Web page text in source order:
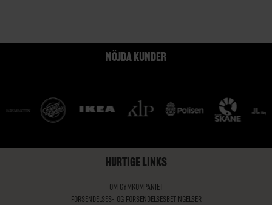
NÖJDA KUNDER
HURTIGE LINKS
OM GYMKOMPANIET
FORSENDELSES- OG FORSENDELSESBETINGELSER